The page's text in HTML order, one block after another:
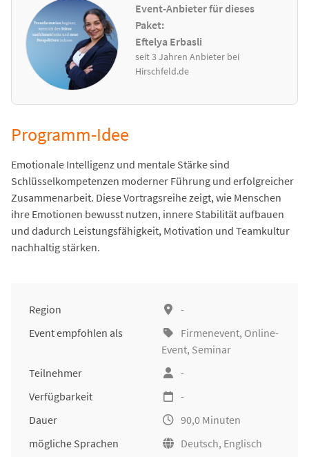
Event-Anbieter für dieses
Paket:
Eftelya Erbasli
seit 3 Jahren Anbieter bei
Hirschfeld.de
Programm-Idee
Emotionale Intelligenz und mentale Stärke sind
Schlüsselkompetenzen moderner Führung und erfolgreicher
Zusammenarbeit. Diese Vortragsreihe zeigt, wie Menschen
ihre Emotionen bewusst nutzen, innere Stabilität aufbauen
und dadurch Leistungsfähigkeit, Motivation und Teamkultur
nachhaltig stärken.
Region
-
Event empfohlen als
Firmenevent, Online-
Event, Seminar
Teilnehmer
-
Verfügbarkeit
-
Dauer
90,0 Minuten
mögliche Sprachen
Deutsch, Englisch